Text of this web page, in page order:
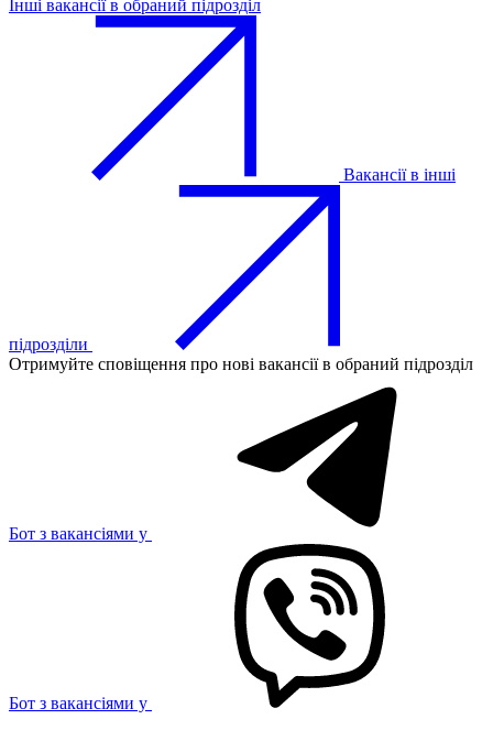
Інші вакансії в обраний підрозділ
Вакансії в інші
підрозділи
Отримуйте сповіщення про нові вакансії в обраний підрозділ
Бот з вакансіями у
Бот з вакансіями у